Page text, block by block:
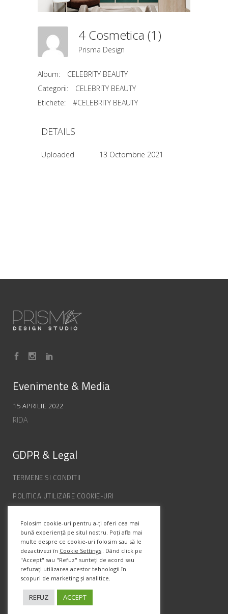
4 Cosmetica (1)
Prisma Design
Album:
CELEBRITY BEAUTY
Categorii:
CELEBRITY BEAUTY
Etichete:
#CELEBRITY BEAUTY
DETAILS
Uploaded 13 Octombrie 2021
Evenimente & Media
15 APRILIE 2022
RIDA
GDPR & Legal
TERMENE SI CONDITII
POLITICA UTILIZARE COOKIE-URI
ANPC
Info Contact
Str. Semenic, Nr.1, Ap.5, Timisoara.
Telefon:(+4) 0747 066 701
Folosim cookie-uri pentru a-ți oferi cea mai
bună experiență pe situl nostru. Poți afla mai
multe despre ce cookie-uri folosim sau să le
dezactivezi în Cookie Settings . Dând click pe
"Accept" sau "Refuz" sunteți de acord sau
refuzați utilizarea acestor tehnologii în
scopuri de marketing și analitice.
REFUZ ACCEPT